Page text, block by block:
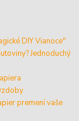
DIY Vianoce"
Jednoduchý
premení vaše